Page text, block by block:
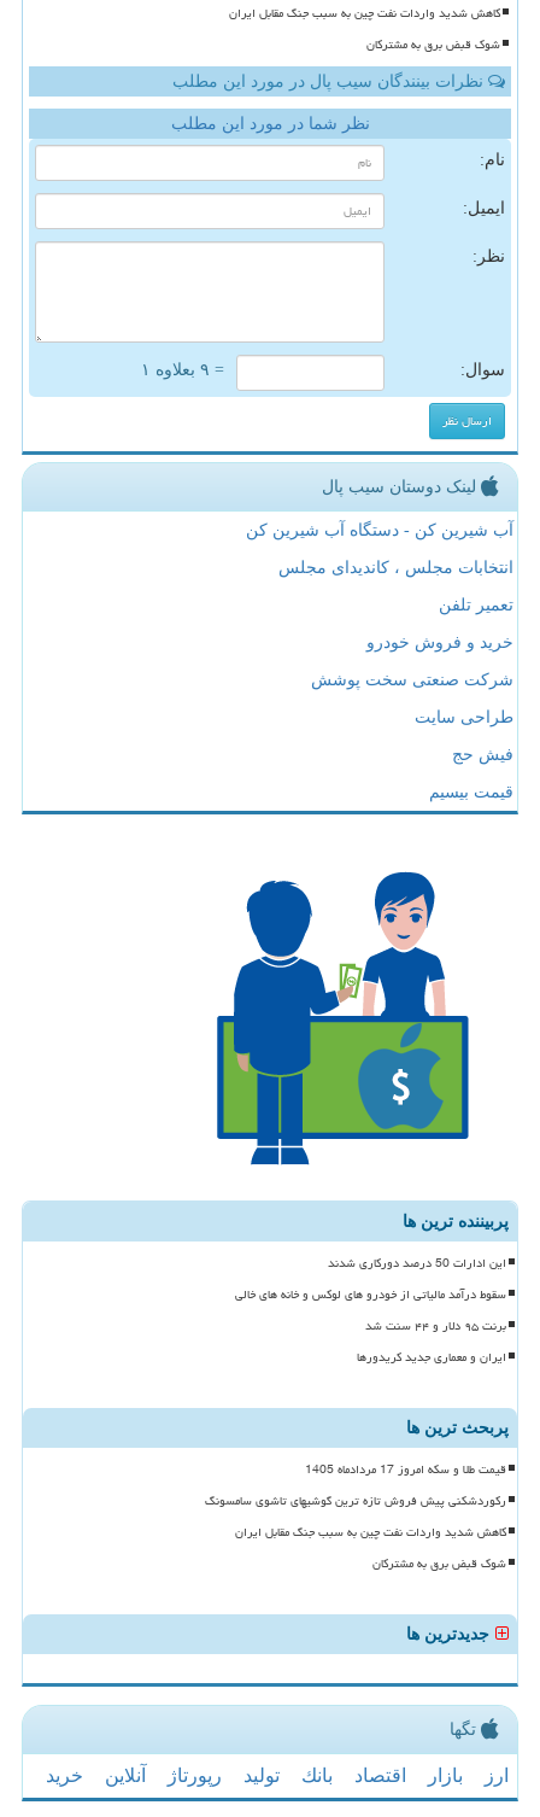
کاهش شدید واردات نفت چین به سبب جنگ مقابل ایران
شوک قبض برق به مشترکان
نظرات بینندگان سیب پال در مورد این مطلب
نظر شما در مورد این مطلب
نام:
ایمیل:
نظر:
سوال: = ۹ بعلاوه ۱
لینک دوستان سیب پال
آب شیرین کن - دستگاه آب شیرین کن
انتخابات مجلس ، کاندیدای مجلس
تعمیر تلفن
خرید و فروش خودرو
شرکت صنعتی سخت پوشش
طراحی سایت
فیش حج
قیمت بیسیم
پربیننده ترین ها
این ادارات 50 درصد دورکاری شدند
سقوط درآمد مالیاتی از خودرو های لوکس و خانه های خالی
برنت ۹۵ دلار و ۴۴ سنت شد
ایران و معماری جدید کریدورها
پربحث ترین ها
قیمت طلا و سکه امروز 17 مردادماه 1405
رکوردشکنی پیش فروش تازه ترین گوشیهای تاشوی سامسونگ
کاهش شدید واردات نفت چین به سبب جنگ مقابل ایران
شوک قبض برق به مشترکان
جدیدترین ها
تگها
ارز بازار اقتصاد بانك تولید رپورتاژ آنلاین خرید